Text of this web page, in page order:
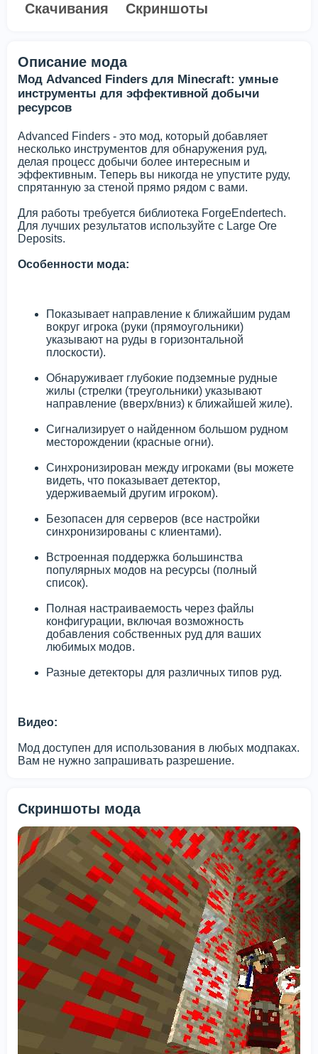
Скачивания Скриншоты
Описание мода
Мод Advanced Finders для Minecraft: умные
инструменты для эффективной добычи
ресурсов
Advanced Finders - это мод, который добавляет
несколько инструментов для обнаружения руд,
делая процесс добычи более интересным и
эффективным. Теперь вы никогда не упустите руду,
спрятанную за стеной прямо рядом с вами.
Для работы требуется библиотека ForgeEndertech.
Для лучших результатов используйте с Large Ore
Deposits.
Особенности мода:
Показывает направление к ближайшим рудам
вокруг игрока (руки (прямоугольники)
указывают на руды в горизонтальной
плоскости).
Обнаруживает глубокие подземные рудные
жилы (стрелки (треугольники) указывают
направление (вверх/вниз) к ближайшей жиле).
Сигнализирует о найденном большом рудном
месторождении (красные огни).
Синхронизирован между игроками (вы можете
видеть, что показывает детектор,
удерживаемый другим игроком).
Безопасен для серверов (все настройки
синхронизированы с клиентами).
Встроенная поддержка большинства
популярных модов на ресурсы (полный
список).
Полная настраиваемость через файлы
конфигурации, включая возможность
добавления собственных руд для ваших
любимых модов.
Разные детекторы для различных типов руд.
Видео:
Мод доступен для использования в любых модпаках.
Вам не нужно запрашивать разрешение.
Скриншоты мода